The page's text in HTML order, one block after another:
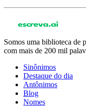
Somos uma biblioteca de
com mais de 200 mil
Sinônimos
Destaque do dia
Antônimos
Blog
Nomes